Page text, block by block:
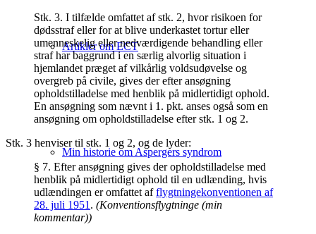
Artikler om ECT
Min historie om Aspergers syndrom
Stk. 3. I tilfælde omfattet af stk. 2, hvor risikoen for
dødsstraf eller for at blive underkastet tortur eller
umenneskelig eller nedværdigende behandling eller
straf har baggrund i en særlig alvorlig situation i
hjemlandet præget af vilkårlig voldsudøvelse og
overgreb på civile, gives der efter ansøgning
opholdstilladelse med henblik på midlertidigt ophold.
En ansøgning som nævnt i 1. pkt. anses også som en
ansøgning om opholdstilladelse efter stk. 1 og 2.
Stk. 3 henviser til stk. 1 og 2, og de lyder:
§ 7. Efter ansøgning gives der opholdstilladelse med
henblik på midlertidigt ophold til en udlænding, hvis
udlændingen er omfattet afflygtningekonventionen af
28. juli 1951 . (Konventionsflygtninge (min
kommentar))